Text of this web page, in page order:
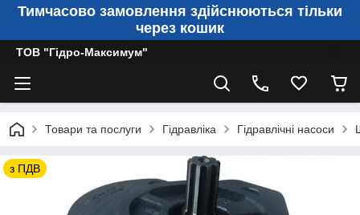
Тимчасово замовлення здійснюються тільки
через кошик
ТОВ "Гідро-Максимум"
Товари та послуги Гідравліка Гідравлічні насоси
з ПДВ